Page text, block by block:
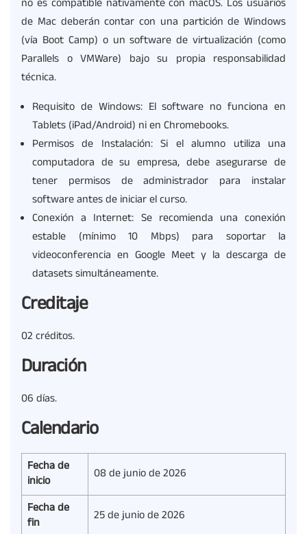
no es compatible nativamente con macOS. Los usuarios
de Mac deberán contar con una partición de Windows
(vía Boot Camp) o un software de virtualización (como
Parallels o VMWare) bajo su propia responsabilidad
técnica.
Requisito de Windows: El software no funciona en
Tablets (iPad/Android) ni en Chromebooks.
Permisos de Instalación: Si el alumno utiliza una
computadora de su empresa, debe asegurarse de
tener permisos de administrador para instalar
software antes de iniciar el curso.
Conexión a Internet: Se recomienda una conexión
estable (mínimo 10 Mbps) para soportar la
videoconferencia en Google Meet y la descarga de
datasets simultáneamente.
Creditaje
02 créditos.
Duración
06 días.
Calendario
Fecha de
inicio
08 de junio de 2026
Fecha de
fin
25 de junio de 2026